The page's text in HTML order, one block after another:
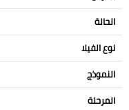
الحالة
نوع الفيلا
النموذج
المرحلة